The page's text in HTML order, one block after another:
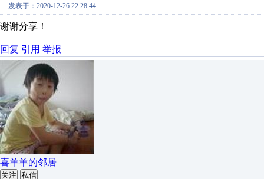
发表于：2020-12-26 22:28:44
谢谢分享！
回复 引用 举报
喜羊羊的邻居
关注 私信